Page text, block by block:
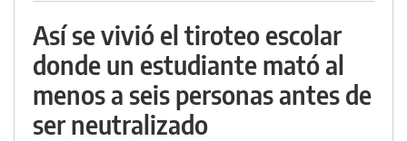
Así se vivió el tiroteo escolar
donde un estudiante mató al
menos a seis personas antes de
ser neutralizado